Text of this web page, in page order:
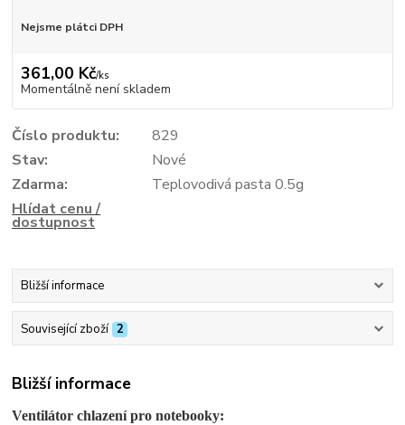
Nejsme plátci DPH
361,00 Kč/ks
Momentálně není skladem
Číslo produktu:
829
Stav:
Nové
Zdarma:
Teplovodivá pasta 0.5g
Hlídat cenu /
dostupnost
Bližší informace
Související zboží 2
Bližší informace
Ventilátor chlazení pro notebooky: